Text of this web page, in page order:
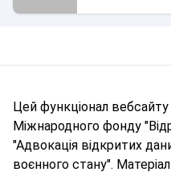
Цей функціонал
Міжнародного фонду
"Адвокація відкритих
воєнного стану".